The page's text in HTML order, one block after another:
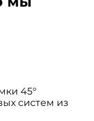
45°
систем из